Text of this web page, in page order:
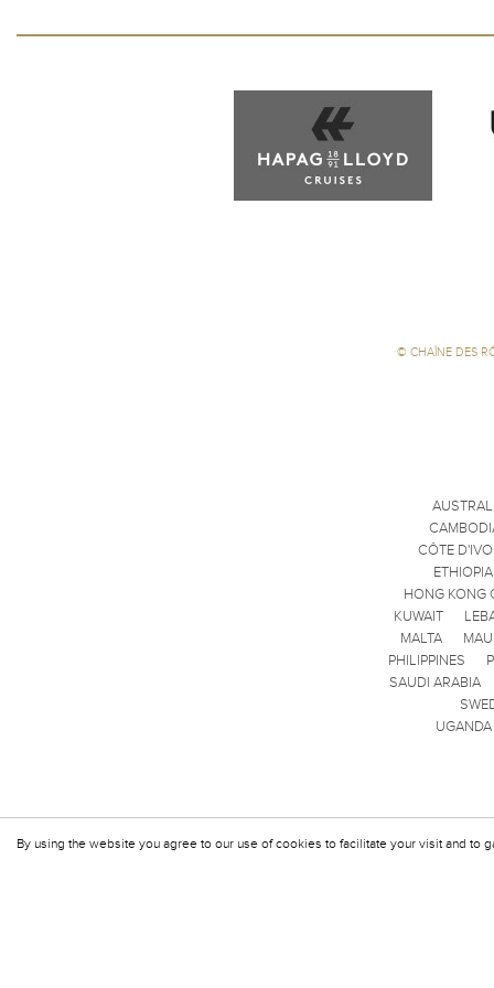
By using the website you agree to our use of cookies to facilitate your visit and to
© CHAÎNE DES
CÔTE
ETHIOPIA
HONG KONG
KUWAIT
MALTA
PHILIPPINES
SAUDI ARABIA
UGANDA